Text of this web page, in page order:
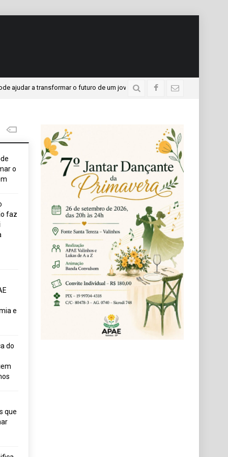
transformar o futuro de um jovem 3 dias atrás APAE presente no
o
faz
e
do
que